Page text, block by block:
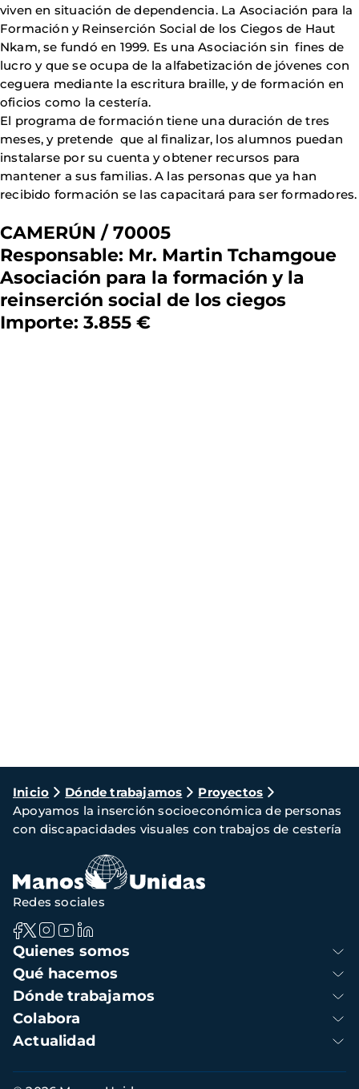
viven en situación de dependencia. La Asociación para la
Formación y Reinserción Social de los Ciegos de Haut
Nkam, se fundó en 1999. Es una Asociación sin fines de
lucro y que se ocupa de la alfabetización de jóvenes con
ceguera mediante la escritura braille, y de formación en
oficios como la cestería.
El programa de formación tiene una duración de tres
meses, y pretende que al finalizar, los alumnos puedan
instalarse por su cuenta y obtener recursos para
mantener a sus familias. A las personas que ya han
recibido formación se las capacitará para ser formadores.
CAMERÚN / 70005
Responsable: Mr. Martin Tchamgoue
Asociación para la formación y la
reinserción social de los ciegos
Importe: 3.855 €
Ruta
de
navegación
Inicio Dónde trabajamos
Proyectos
Apoyamos la inserción socioeconómica de personas
con discapacidades visuales con trabajos de cestería
Navegación
principal
Quienes somos
Qué hacemos
Dónde trabajamos
Colabora
Actualidad
Redes sociales